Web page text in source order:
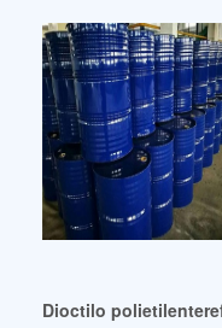
Dioctilo